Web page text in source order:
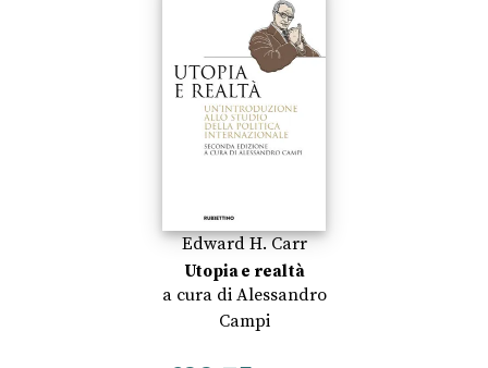
Edward H. Carr
Utopia e realtà
a cura di Alessandro
Campi